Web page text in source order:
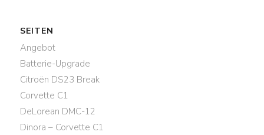
SEITEN
Angebot
Batterie-Upgrade
Citroën DS23 Break
Corvette C1
DeLorean DMC-12
Dinora – Corvette C1